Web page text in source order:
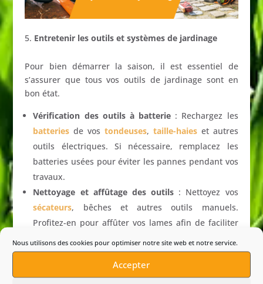
Nous utilisons des cookies pour optimiser notre site web et notre service.
Accepter
Entretenir les outils et systèmes de jardinage
Pour bien démarrer la saison, il est essentiel de
s’assurer que tous vos outils de jardinage sont en
bon état.
Vérification des outils à batterie : Rechargez les
batteries de vos tondeuses, taille-haieset autres
outils électriques. Si nécessaire, remplacez les
batteries usées pour éviter les pannes pendant vos
travaux.
Nettoyage et affûtage des outils : Nettoyez vos
sécateurs, bêches et autres outils manuels.
Profitez-en pour affûter vos lames afin de faciliter
la taille et la coupe.
Vérification du système d’arrosage: Si vous avez
un système d’arrosage automatique, vérifiez qu’il